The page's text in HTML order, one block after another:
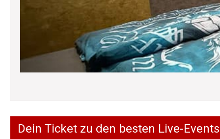
Dein Ticket zu den besten Live-Events